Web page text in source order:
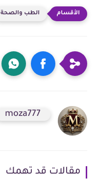
الطب والصحة
moza777
مقالات قد تهمك